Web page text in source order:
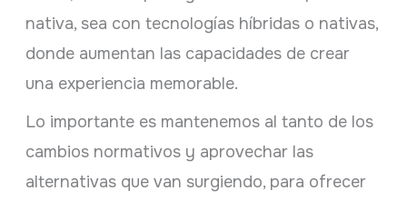
nativa, sea con tecnologías híbridas o nativas,
donde aumentan las capacidades de crear
una experiencia memorable.
Lo importante es mantenemos al tanto de los
cambios normativos y aprovechar las
alternativas que van surgiendo, para ofrecer